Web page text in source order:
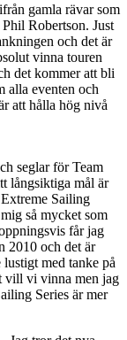
gamla rävar som
Robertson. Just
och det är
vinna touren
det kommer att bli
alla eventen och
att hålla hög nivå
seglar för Team
långsiktiga mål är
Sailing
så mycket som
får jag
2010 och det är
med tanke på
vill vi vinna men jag
Series är mer